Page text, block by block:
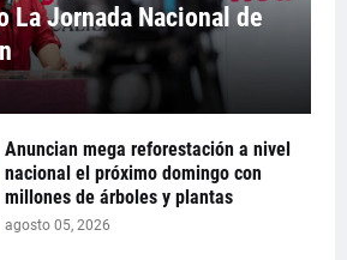
La Jornada Nacional de
Anuncian mega reforestación a nivel
nacional el próximo domingo con
millones de árboles y plantas
agosto 05, 2026